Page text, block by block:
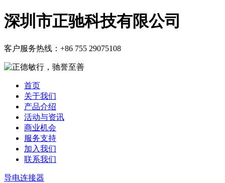
深圳市正驰科技有限公司
客户服务热线： +86 755 29075108
首页
关于我们
产品介绍
活动与资讯
商业机会
服务支持
加入我们
联系我们
导电连接器